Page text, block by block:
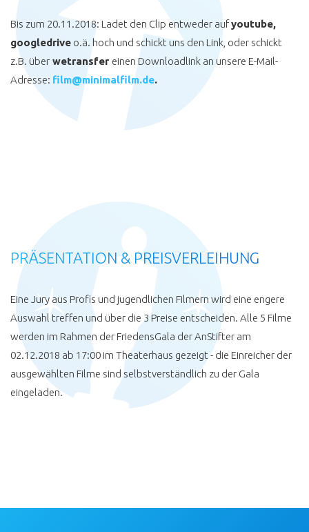
Bis zum 20.11.2018: Ladet den Clip entweder aufyoutube,
googledrive o.ä. hoch und schickt uns den Link, oder schickt
z.B. über wetransfer einen Downloadlink an unsere E-Mail-
Adresse: film@minimalfilm.de.
PRÄSENTATION & PREISVERLEIHUNG
Eine Jury aus Profis und jugendlichen Filmern wird eine engere
Auswahl treffen und über die 3 Preise entscheiden. Alle 5 Filme
werden im Rahmen der FriedensGala der AnStifter am
02.12.2018 ab 17:00 im Theaterhaus gezeigt - die Einreicher der
ausgewählten Filme sind selbstverständlich zu der Gala
eingeladen.